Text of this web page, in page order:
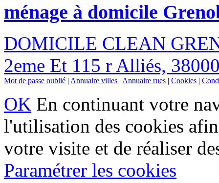
ménage à domicile
DOMICILE CLEAN
2eme Et 115 r Alliés,
Mot de passe oublié | Annuaire villes | Annuaire rues | Cookies |
OK En continuant votre
l'utilisation des cookies
votre visite et de réaliser
Paramétrer les cookies